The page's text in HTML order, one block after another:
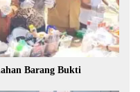
Barang Bukti